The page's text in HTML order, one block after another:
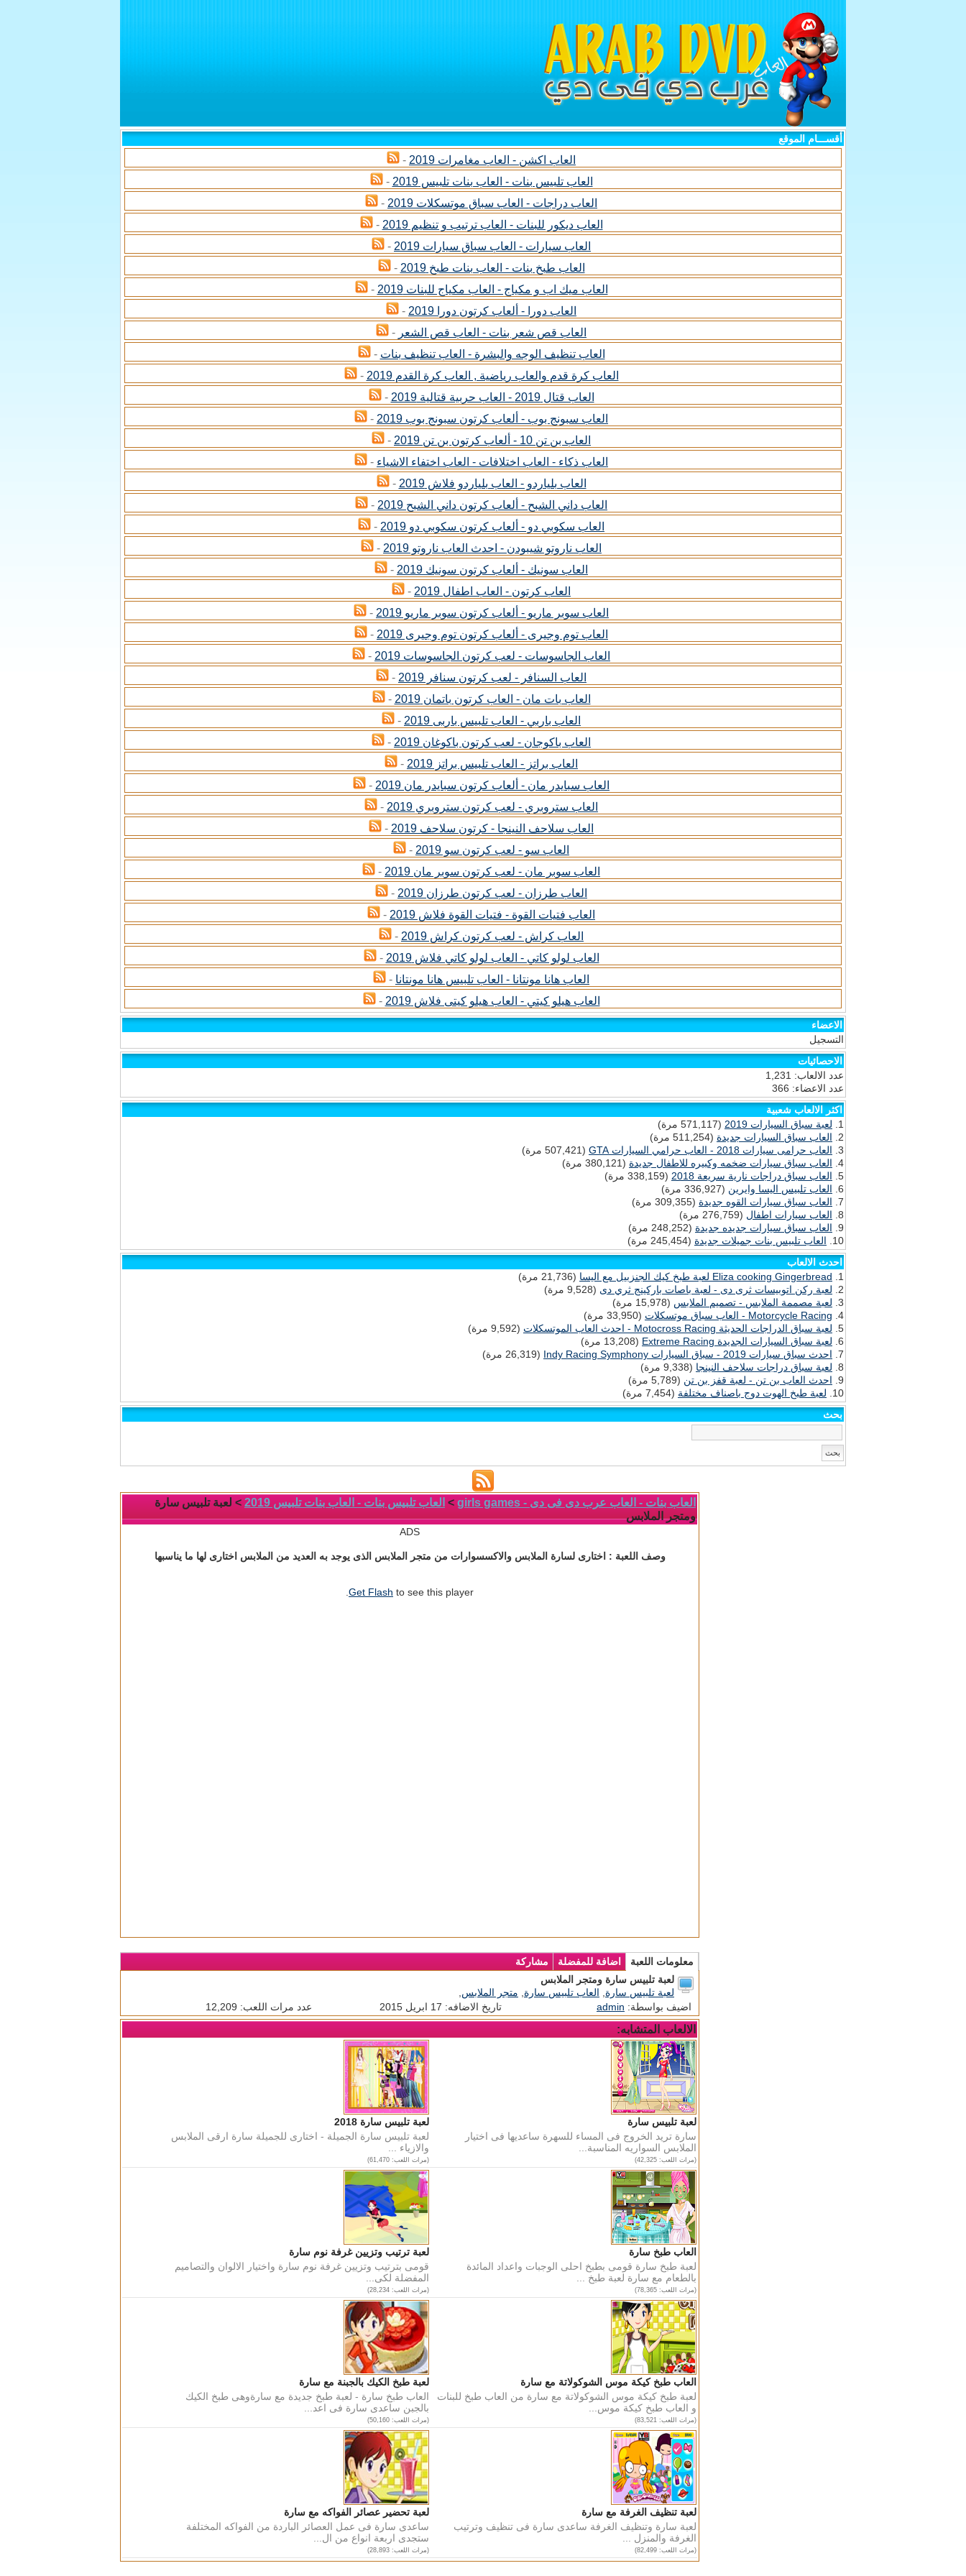
أقســـام الموقع
العاب اكشن - العاب مغامرات 2019
-
العاب تلبيس بنات - العاب بنات تلبيس 2019
-
العاب دراجات - العاب سباق موتسكلات 2019
-
العاب ديكور للبنات - العاب ترتيب و تنظيم 2019
-
العاب سيارات - العاب سباق سيارات 2019
-
العاب طبخ بنات - العاب بنات طبخ 2019
-
العاب ميك اب و مكياج - العاب مكياج للبنات 2019
-
العاب دورا - ألعاب كرتون دورا 2019
-
العاب قص شعر بنات - العاب قص الشعر -
العاب تنظيف الوجه والبشرة - العاب تنظيف بنات -
العاب كرة قدم والعاب رياضية , العاب كرة القدم 2019
-
العاب قتال 2019 - العاب حربية قتالية 2019
-
العاب سبونج بوب - ألعاب كرتون سبونج بوب 2019
-
العاب بن تن 10 - ألعاب كرتون بن تن 2019
-
العاب ذكاء - العاب اختلافات - العاب اختفاء الاشياء -
العاب بلياردو - العاب بلياردو فلاش 2019
-
العاب داني الشبح - ألعاب كرتون داني الشبح 2019
-
العاب سكوبي دو - ألعاب كرتون سكوبي دو 2019
-
العاب ناروتو شيبودن - احدث العاب ناروتو 2019
-
العاب سونيك - ألعاب كرتون سونيك 2019
-
العاب كرتون - العاب اطفال 2019
-
العاب سوبر ماريو - ألعاب كرتون سوبر ماريو 2019
-
العاب توم وجيرى - ألعاب كرتون توم وجيرى 2019
-
العاب الجاسوسات - لعب كرتون الجاسوسات 2019
-
العاب السنافر - لعب كرتون سنافر 2019
-
العاب بات مان - العاب كرتون باتمان 2019
-
العاب باربي - العاب تلبيس باربى 2019
-
العاب باكوجان - لعب كرتون باكوغان 2019
-
العاب براتز - العاب تلبيس براتز 2019
-
العاب سبايدر مان - ألعاب كرتون سبايدر مان 2019
-
العاب ستروبري - لعب كرتون ستروبري 2019
-
العاب سلاحف النينجا - كرتون سلاحف 2019
-
العاب سو - لعب كرتون سو 2019
-
العاب سوبر مان - لعب كرتون سوبر مان 2019
-
العاب طرزان - لعب كرتون طرزان 2019
-
العاب فتيات القوة - فتيات القوة فلاش 2019
-
العاب كراش - لعب كرتون كراش 2019
-
العاب لولو كاتي - العاب لولو كاتي فلاش 2019
-
العاب هانا مونتانا - العاب تلبيس هانا مونتانا -
العاب هيلو كيتي - العاب هيلو كيتى فلاش 2019
-
الاعضاء
التسجيل
الاحصائيات
عدد الالعاب: 1,231
عدد الاعضاء: 366
اكثر الالعاب شعبية
لعبة سباق السيارات 2019
(571,117 مرة)
العاب سباق السيارات جديدة (511,254 مرة)
العاب حرامى سيارات 2018 - العاب حرامي السيارات GTA
(507,421 مرة)
العاب سباق سيارات ضخمه وكبيره للاطفال جديدة (380,121 مرة)
العاب سباق دراجات نارية سريعة 2018
(338,159 مرة)
العاب تلبيس اليسا وايرين (336,927 مرة)
العاب سباق سيارات القوه جديدة (309,355 مرة)
العاب سيارات اطفال (276,759 مرة)
العاب سباق سيارات جديده جديدة (248,252 مرة)
العاب تلبيس بنات جميلات جديدة (245,454 مرة)
احدث الالعاب
Eliza cooking Gingerbread لعبة طبخ كيك الجنزبيل مع اليسا
(21,736 مرة)
لعبة ركن اتوبيسات ثرى دى - لعبة باصات باركينج ثري دى (9,528 مرة)
لعبة مصممة الملابس - تصميم الملابس (15,978 مرة)
Motorcycle Racing - العاب سباق موتسكلات
(33,950 مرة)
لعبة سباق الدراجات الحديثة Motocross Racing - احدث العاب الموتسكلات
(9,592 مرة)
لعبة سباق السيارات الجديدة Extreme Racing
(13,208 مرة)
احدث سباق سيارات 2019 - سباق السيارات Indy Racing Symphony
(26,319 مرة)
لعبة سباق دراجات سلاحف النينجا (9,338 مرة)
احدث العاب بن تن - لعبة قفز بن تن (5,789 مرة)
لعبة طبخ الهوت دوج باصناف مختلفة (7,454 مرة)
بحث
العاب بنات - العاب عرب دى فى دى - girls games > العاب تلبيس بنات - العاب بنات تلبيس 2019
> لعبة تلبيس سارة
ومتجر الملابس
ADS
وصف اللعبة : اختارى لسارة الملابس والاكسسوارات من متجر الملابس الذى يوجد به العديد من الملابس اختارى لها ما يناسبها
Get Flash to see this player.
معلومات اللعبة اضافة للمفضلة
مشاركة
لعبة تلبيس سارة ومتجر الملابس
لعبة تلبيس سارة
العاب تلبيس سارة متجر الملابس
عدد مرات اللعب: 12,209
تاريخ الاضافه: 17 ابريل 2015 اضيف بواسطة: admin
الالعاب المتشابه:
لعبة تلبيس سارة
سارة تريد الخروج فى المساء للسهرة ساعديها فى اختيار
الملابس السواريه المناسبة...
(مرات اللعب: 42,325)
لعبة تلبيس سارة 2018
لعبة تلبيس سارة الجميلة - اختارى للجميلة سارة ارقى الملابس
والازياء ...
(مرات اللعب: 61,470)
العاب طبخ سارة
لعبة طبخ سارة قومى بطبخ احلى الوجبات واعداد المائدة
بالطعام مع سارة لعبة طبخ ...
(مرات اللعب: 78,365)
لعبة ترتيب وتزيين غرفة نوم سارة
قومى بترتيب وتزيين غرفة نوم سارة واختيار الالوان والتصاميم
المفضلة لكى...
(مرات اللعب: 28,234)
العاب طبخ كيكة موس الشوكولاتة مع سارة
لعبة طبخ كيكة موس الشوكولاتة مع سارة من العاب طبخ للبنات
و العاب طبخ كيكة موس...
(مرات اللعب: 83,521)
لعبة طبخ الكيك بالجبنة مع سارة
العاب طبخ سارة - لعبة طبخ جديدة مع سارةوهى طبخ الكيك
بالجبن ساعدى سارة فى اعد...
(مرات اللعب: 50,160)
لعبة تنظيف الغرفة مع سارة
لعبة سارة وتنظيف الغرفة ساعدى سارة فى تنظيف وترتيب
الغرفة والمنزل ...
(مرات اللعب: 82,499)
لعبة تحضير عصائر الفواكه مع سارة
ساعدى سارة فى عمل العصائر الباردة من الفواكه المختلفة
ستجدى اربعة انواع من ال...
(مرات اللعب: 28,893)